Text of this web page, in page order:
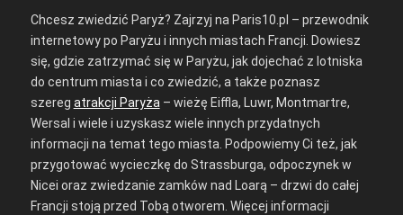
Chcesz zwiedzić Paryż? Zajrzyj na Paris10.pl – przewodnik
internetowy po Paryżu i innych miastach Francji. Dowiesz
się, gdzie zatrzymać się w Paryżu, jak dojechać z lotniska
do centrum miasta i co zwiedzić, a także poznasz
szereg atrakcji Paryża – wieżę Eiffla, Luwr, Montmartre,
Wersal i wiele i uzyskasz wiele innych przydatnych
informacji na temat tego miasta. Podpowiemy Ci też, jak
przygotować wycieczkę do Strassburga, odpoczynek w
Nicei oraz zwiedzanie zamków nad Loarą – drzwi do całej
Francji stoją przed Tobą otworem. Więcej informacji